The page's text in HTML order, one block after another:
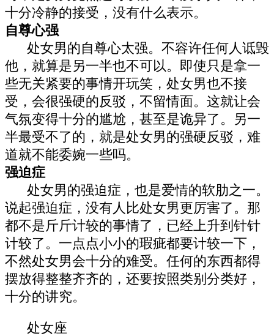
十分冷静的接受，没有什么表示。
自尊心强
处女男的自尊心太强。不容许任何人诋毁
他，就算是另一半也不可以。即使只是拿一
些无关紧要的事情开玩笑，处女男也不接
受，会很强硬的反驳，不留情面。这就让会
气氛变得十分的尴尬，甚至是诡异了。另一
半最受不了的，就是处女男的强硬反驳，难
道就不能委婉一些吗。
强迫症
处女男的强迫症，也是爱情的软肋之一。
说起强迫症，没有人比处女男更厉害了。那
都不是斤斤计较的事情了，已经上升到针针
计较了。一点点小小的瑕疵都要计较一下，
不然处女男会十分的难受。任何的东西都得
摆放得整整齐齐的，还要按照类别分类好，
十分的讲究。
处女座